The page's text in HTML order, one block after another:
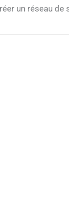
un réseau